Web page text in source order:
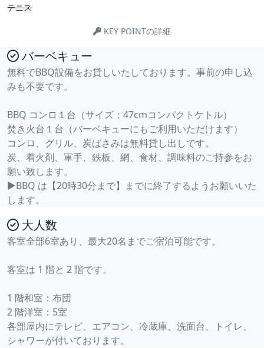
テニス
KEY POINTの詳細
バーベキュー
無料でBBQ設備をお貸しいたしております。事前の申し込
みも不要です。
BBQ コンロ１台（サイズ：47cmコンパクトケトル）
焚き火台１台（バーベキューにもご利用いただけます）
コンロ、グリル、炭ばさみは無料貸し出しです。
炭、着火剤、軍手、鉄板、網、食材、調味料のご持参をお
願い致します。
▶BBQ は【20時30分まで】までに終了するようお願いいた
します。
大人数
客室全部6室あり、最大20名までご宿泊可能です。
客室は 1 階と 2 階です。
1 階和室：布団
2 階洋室：5室
各部屋内にテレビ、エアコン、冷蔵庫、洗面台、トイレ、
シャワーが付いております。